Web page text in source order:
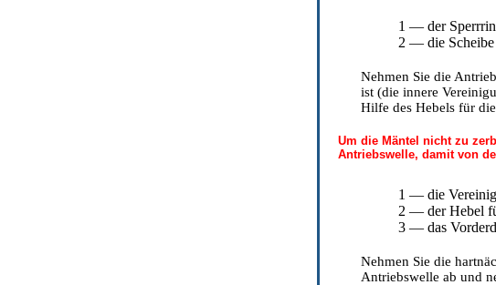
1 — der
2 — die Scheibe
Nehmen Sie die
ist (die innere
Hilfe des Hebels für
Um die Mäntel nicht zu
Antriebswelle, damit von
1 — die
2 — der Hebel
3 — das
Nehmen Sie die
Antriebswelle ab und